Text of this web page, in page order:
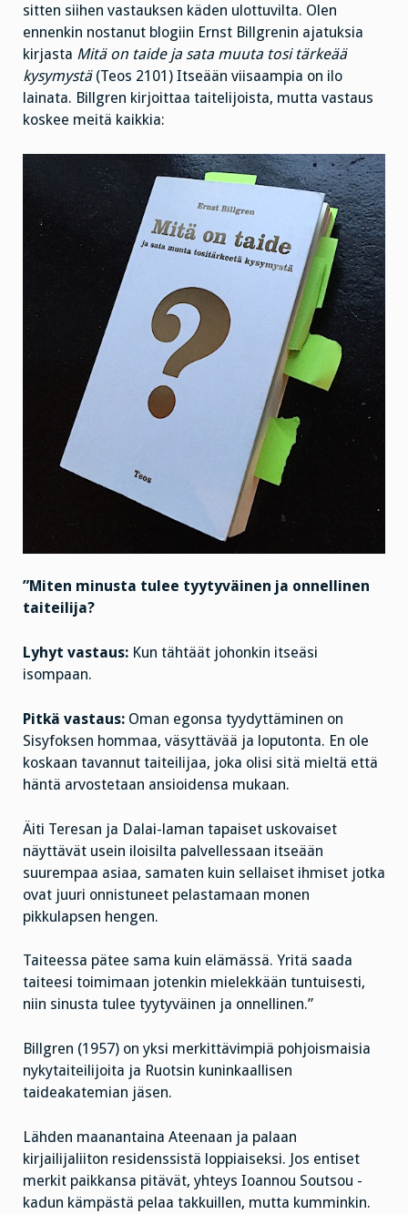
sitten siihen vastauksen käden ulottuvilta. Olen
ennenkin nostanut blogiin Ernst Billgrenin ajatuksia
kirjasta Mitä on taide ja sata muuta tosi tärkeää
kysymystä(Teos 2101) Itseään viisaampia on ilo
lainata. Billgren kirjoittaa taitelijoista, mutta vastaus
koskee meitä kaikkia:
”Miten minusta tulee tyytyväinen ja onnellinen
taiteilija?
Lyhyt vastaus: Kun tähtäät johonkin itseäsi
isompaan.
Pitkä vastaus: Oman egonsa tyydyttäminen on
Sisyfoksen hommaa, väsyttävää ja loputonta. En ole
koskaan tavannut taiteilijaa, joka olisi sitä mieltä että
häntä arvostetaan ansioidensa mukaan.
Äiti Teresan ja Dalai-laman tapaiset uskovaiset
näyttävät usein iloisilta palvellessaan itseään
suurempaa asiaa, samaten kuin sellaiset ihmiset jotka
ovat juuri onnistuneet pelastamaan monen
pikkulapsen hengen.
Taiteessa pätee sama kuin elämässä. Yritä saada
taiteesi toimimaan jotenkin mielekkään tuntuisesti,
niin sinusta tulee tyytyväinen ja onnellinen.”
Billgren (1957) on yksi merkittävimpiä pohjoismaisia
nykytaiteilijoita ja Ruotsin kuninkaallisen
taideakatemian jäsen.
Lähden maanantaina Ateenaan ja palaan
kirjailijaliiton residenssistä loppiaiseksi. Jos entiset
merkit paikkansa pitävät, yhteys Ioannou Soutsou -
kadun kämpästä pelaa takkuillen, mutta kumminkin.